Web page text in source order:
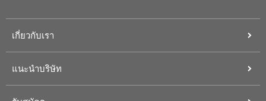
เกี่ยวกับเรา
แนะนำบริษัท